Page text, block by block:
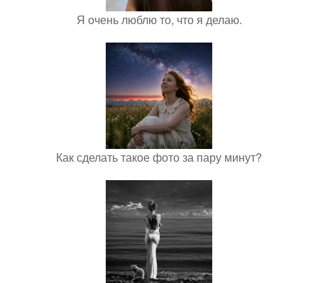
Я очень люблю то, что я делаю.
Как сделать такое фото за пару минут?